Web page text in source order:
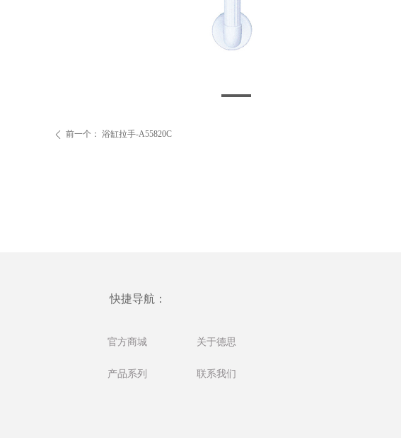
ꄴ 前一个： 浴缸拉手-A55820C
快捷导航：
官方商城
产品系列
关于德思
联系我们